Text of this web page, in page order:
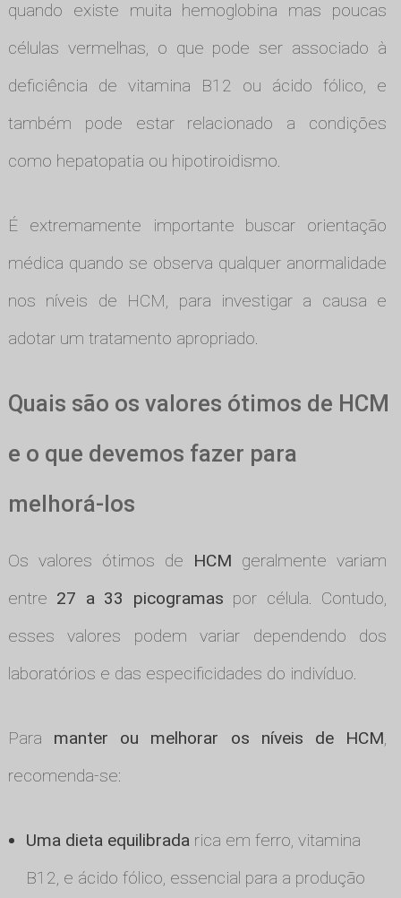
quando existe muita hemoglobina mas poucas
células vermelhas, o que pode ser associado à
deficiência de vitamina B12 ou ácido fólico, e
também pode estar relacionado a condições
como hepatopatia ou hipotiroidismo.
É extremamente importante buscar orientação
médica quando se observa qualquer anormalidade
nos níveis de HCM, para investigar a causa e
adotar um tratamento apropriado.
Quais são os valores ótimos de HCM
e o que devemos fazer para
melhorá-los
Os valores ótimos de HCM geralmente variam
entre 27 a 33 picogramas por célula. Contudo,
esses valores podem variar dependendo dos
laboratórios e das especificidades do indivíduo.
Para manter ou melhorar os níveis de HCM,
recomenda-se:
Uma dieta equilibradarica em ferro, vitamina
B12, e ácido fólico, essencial para a produção